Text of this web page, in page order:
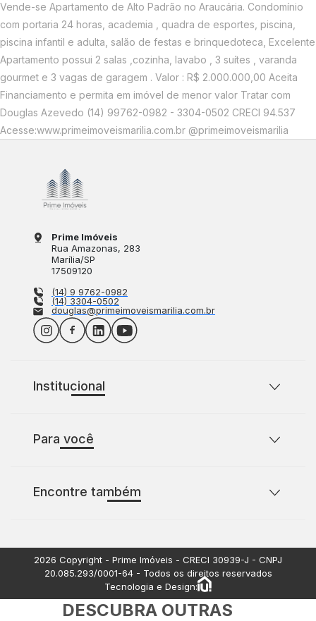
Vende-se Apartamento de Alto Padrão no Araucária. Condomínio
com portaria 24 horas, academia , quadra de esportes, piscina,
piscina infantil e adulta, salão de festas e brinquedoteca, Excelente
Apartamento possui 2 salas ,cozinha, lavabo , 3 suítes , varanda
gourmet e 3 vagas de garagem . Valor : R$ 2.000.000,00 Aceita
Financiamento e permita em imóvel de menor valor Tratar com
Douglas Azevedo (14) 99762-0982 - 3304-0502 CRECI 94.537
Acesse:www.primeimoveismarilia.com.br @primeimoveismarilia
Prime Imóveis
Rua Amazonas, 283
Marília/SP
17509120
(14) 9 9762-0982
(14) 3304-0502
douglas@primeimoveismarilia.com.br
Institucional
Política de Privacidade
Para você
Casas para comprar com 3 quartos
Encontre também
Apartamentos à venda
2026 Copyright - Prime Imóveis - CRECI 30939-J - CNPJ
20.085.293/0001-64- Todos os direitos reservados
Tecnologia e Design:
DESCUBRA OUTRAS